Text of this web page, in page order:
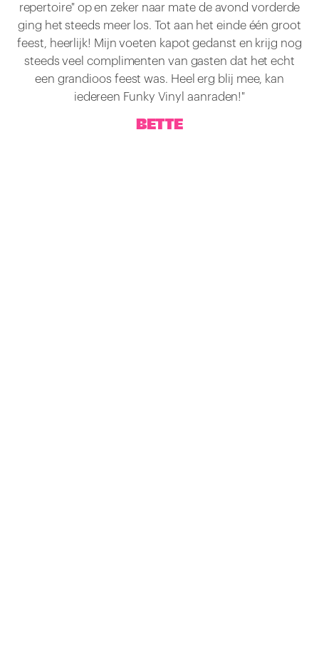
repertoire" op en zeker naar mate de avond vorderde
ging het steeds meer los. Tot aan het einde één groot
feest, heerlijk! Mijn voeten kapot gedanst en krijg nog
steeds veel complimenten van gasten dat het echt
een grandioos feest was. Heel erg blij mee, kan
iedereen Funky Vinyl aanraden!"
BETTE